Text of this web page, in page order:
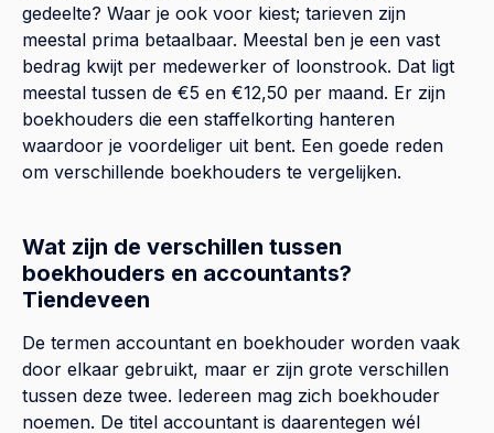
gedeelte? Waar je ook voor kiest; tarieven zijn
meestal prima betaalbaar. Meestal ben je een vast
bedrag kwijt per medewerker of loonstrook. Dat ligt
meestal tussen de €5 en €12,50 per maand. Er zijn
boekhouders die een staffelkorting hanteren
waardoor je voordeliger uit bent. Een goede reden
om verschillende boekhouders te vergelijken.
Wat zijn de verschillen tussen
boekhouders en accountants?
Tiendeveen
De termen accountant en boekhouder worden vaak
door elkaar gebruikt, maar er zijn grote verschillen
tussen deze twee. Iedereen mag zich boekhouder
noemen. De titel accountant is daarentegen wél